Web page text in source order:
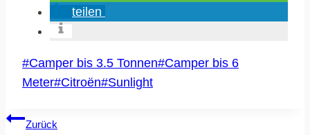
teilen
Schlagworte:
#Camper bis 3.5 Tonnen#Camper bis 6
Meter#Citroën#Sunlight
BEITRAGSNAVIGATION
Zurück